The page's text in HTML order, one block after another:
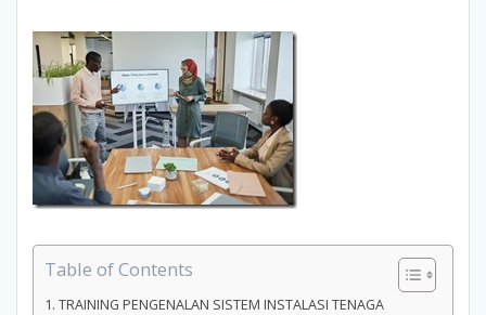
Table of Contents
TRAINING PENGENALAN SISTEM INSTALASI TENAGA